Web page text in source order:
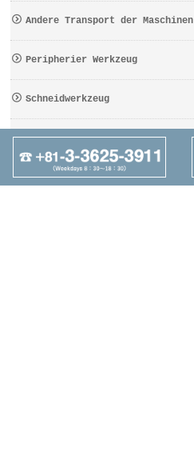
Andere Transport der Maschinen
Peripherier Werkzeug
Schneidwerkzeug
Werkzeugbezogen
Anders